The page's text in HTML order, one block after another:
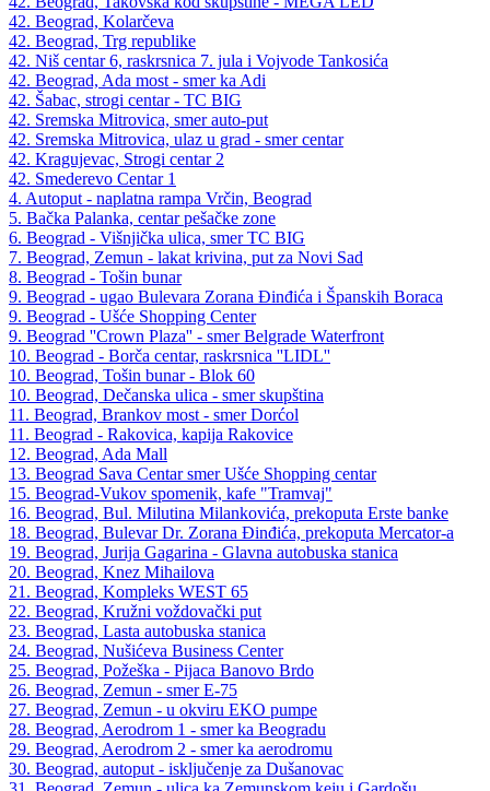
42. Beograd, Kolarčeva
42. Beograd, Trg republike
42. Niš centar 6, raskrsnica 7. jula i Vojvode Tankosića
42. Beograd, Ada most - smer ka Adi
42. Šabac, strogi centar - TC BIG
42. Sremska Mitrovica, smer auto-put
42. Sremska Mitrovica, ulaz u grad - smer centar
42. Kragujevac, Strogi centar 2
42. Smederevo Centar 1
4. Autoput - naplatna rampa Vrčin, Beograd
5. Bačka Palanka, centar pešačke zone
6. Beograd - Višnjička ulica, smer TC BIG
7. Beograd, Zemun - lakat krivina, put za Novi Sad
8. Beograd - Tošin bunar
9. Beograd - ugao Bulevara Zorana Đinđića i Španskih Boraca
9. Beograd - Ušće Shopping Center
9. Beograd ''Crown Plaza'' - smer Belgrade Waterfront
10. Beograd - Borča centar, raskrsnica ''LIDL''
10. Beograd, Tošin bunar - Blok 60
10. Beograd, Dečanska ulica - smer skupština
11. Beograd, Brankov most - smer Dorćol
11. Beograd - Rakovica, kapija Rakovice
12. Beograd, Ada Mall
13. Beograd Sava Centar smer Ušće Shopping centar
15. Beograd-Vukov spomenik, kafe "Tramvaj"
16. Beograd, Bul. Milutina Milankovića, prekoputa Erste banke
18. Beograd, Bulevar Dr. Zorana Đinđića, prekoputa Mercator-a
19. Beograd, Jurija Gagarina - Glavna autobuska stanica
20. Beograd, Knez Mihailova
21. Beograd, Kompleks WEST 65
22. Beograd, Kružni voždovački put
23. Beograd, Lasta autobuska stanica
24. Beograd, Nušićeva Business Center
25. Beograd, Požeška - Pijaca Banovo Brdo
26. Beograd, Zemun - smer E-75
27. Beograd, Zemun - u okviru EKO pumpe
28. Beograd, Aerodrom 1 - smer ka Beogradu
29. Beograd, Aerodrom 2 - smer ka aerodromu
30. Beograd, autoput - isključenje za Dušanovac